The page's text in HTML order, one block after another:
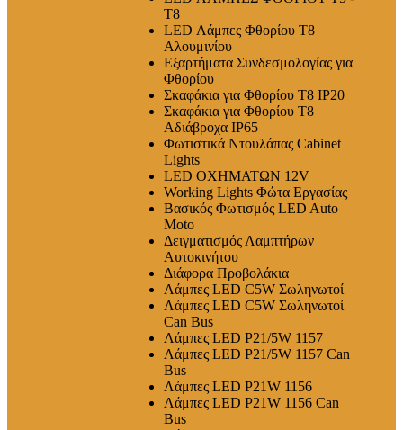
T8
LED Λάμπες Φθορίου T8
Αλουμινίου
Εξαρτήματα Συνδεσμολογίας για
Φθορίου
Σκαφάκια για Φθορίου T8 IP20
Σκαφάκια για Φθορίου T8
Αδιάβροχα IP65
Φωτιστικά Ντουλάπας Cabinet
Lights
LED ΟΧΗΜΑΤΩΝ 12V
Working Lights Φώτα Εργασίας
Βασικός Φωτισμός LED Auto
Moto
Δειγματισμός Λαμπτήρων
Αυτοκινήτου
Διάφορα Προβολάκια
Λάμπες LED C5W Σωληνωτοί
Λάμπες LED C5W Σωληνωτοί
Can Bus
Λάμπες LED P21/5W 1157
Λάμπες LED P21/5W 1157 Can
Bus
Λάμπες LED P21W 1156
Λάμπες LED P21W 1156 Can
Bus